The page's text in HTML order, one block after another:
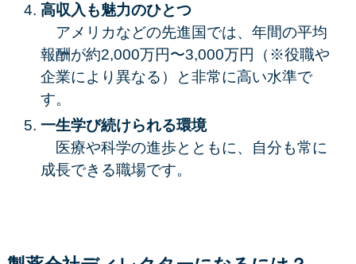
高収入も魅力のひとつ
アメリカなどの先進国では、年間の平均
報酬が約2,000万円〜3,000万円（※役職や
企業により異なる）と非常に高い水準で
す。
一生学び続けられる環境
医療や科学の進歩とともに、自分も常に
成長できる職場です。